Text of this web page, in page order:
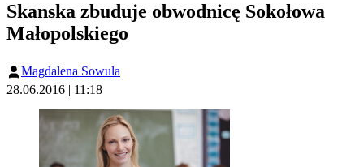
Skanska zbuduje obwodnicę Sokołowa
Małopolskiego
Magdalena Sowula
28.06.2016 | 11:18